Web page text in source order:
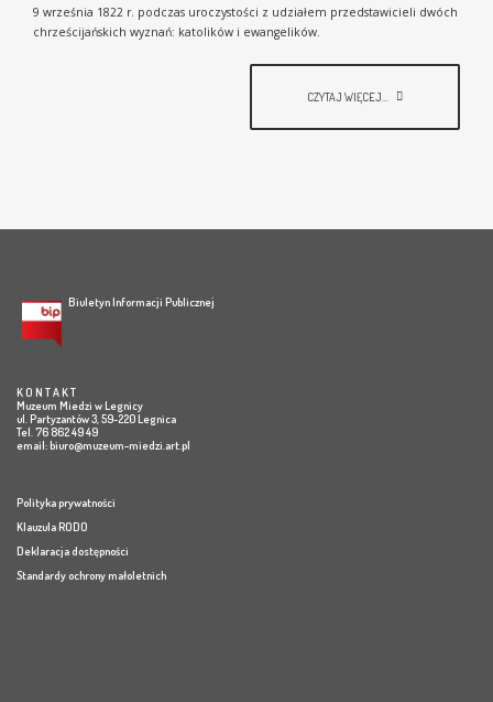
9 września 1822 r. podczas uroczystości z udziałem przedstawicieli dwóch
chrześcijańskich wyznań: katolików i ewangelików.
CZYTAJ WIĘCEJ...
Biuletyn Informacji Publicznej
K O N T A K T
Muzeum Miedzi w Legnicy
ul. Partyzantów 3, 59-220 Legnica
Tel. 76 862 49 49
email:biuro@muzeum-miedzi.art.pl
Polityka prywatności
Klauzula RODO
Deklaracja dostępności
Standardy ochrony małoletnich